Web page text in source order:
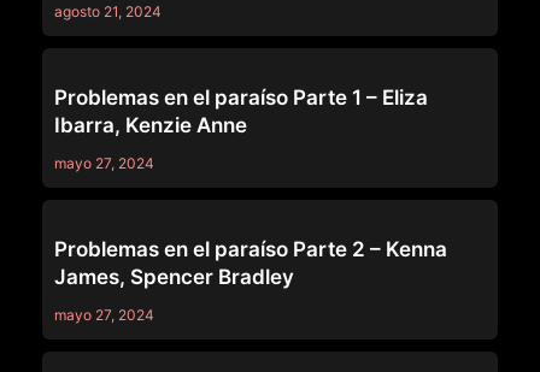
agosto 21, 2024
Problemas en el paraíso Parte 1 – Eliza
Ibarra, Kenzie Anne
mayo 27, 2024
Problemas en el paraíso Parte 2 – Kenna
James, Spencer Bradley
mayo 27, 2024